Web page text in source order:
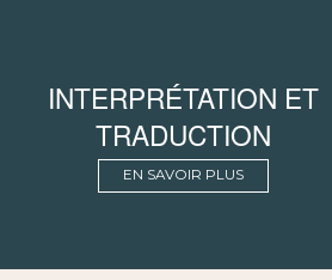
INTERPRÉTATION ET
TRADUCTION
EN SAVOIR PLUS